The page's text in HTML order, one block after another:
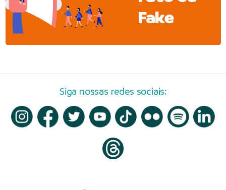
Fake
Siga nossas redes sociais: